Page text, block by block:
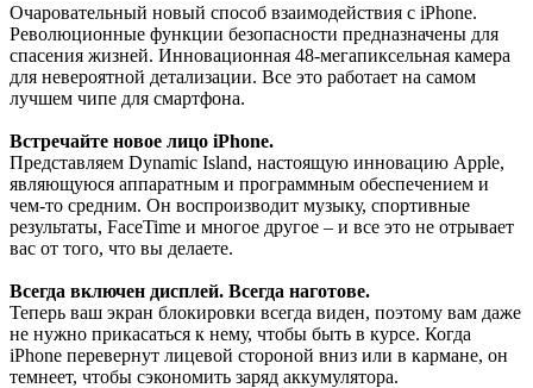
Очаровательный новый способ взаимодействия с iPhone.
Революционные функции безопасности предназначены для
спасения жизней. Инновационная 48-мегапиксельная камера
для невероятной детализации. Все это работает на самом
лучшем чипе для смартфона.
Встречайте новое лицо iPhone.
Представляем Dynamic Island, настоящую инновацию Apple,
являющуюся аппаратным и программным обеспечением и
чем-то средним. Он воспроизводит музыку, спортивные
результаты, FaceTime и многое другое – и все это не отрывает
вас от того, что вы делаете.
Всегда включен дисплей. Всегда наготове.
Теперь ваш экран блокировки всегда виден, поэтому вам даже
не нужно прикасаться к нему, чтобы быть в курсе. Когда
iPhone перевернут лицевой стороной вниз или в кармане, он
темнеет, чтобы сэкономить заряд аккумулятора.